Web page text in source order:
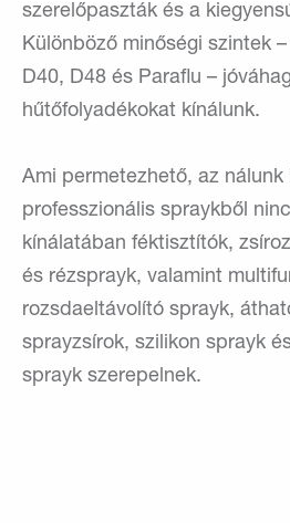
szerelőpaszták és a
Különböző minőségi szintek
D40, D48 és Paraflu –
hűtőfolyadékokat kínálunk.
Ami permetezhető, az nálunk
professzionális spraykből
kínálatában féktisztítók,
és rézsprayk, valamint
rozsdaeltávolító sprayk,
sprayzsírok, szilikon sprayk
sprayk szerepelnek.